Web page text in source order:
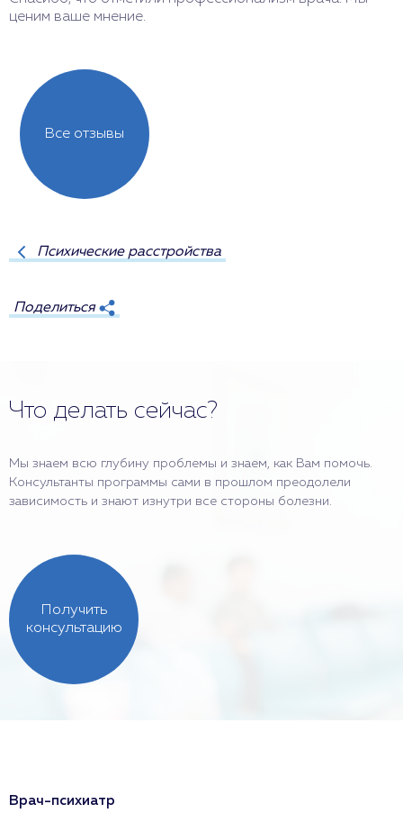
ценим ваше мнение.
Все отзывы
Психические расстройства
Поделиться
Что делать сейчас?
Мы знаем всю глубину проблемы и знаем, как Вам помочь.
Консультанты программы сами в прошлом преодолели
зависимость и знают изнутри все стороны болезни.
Получить
консультацию
Врач-психиатр